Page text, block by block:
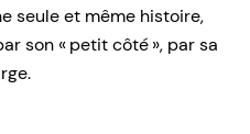
seule et même histoire,
son « petit côté », par sa